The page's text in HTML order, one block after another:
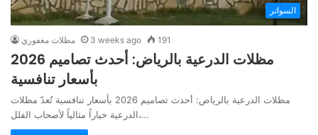
السواتر
مظلات مغفوري 3 weeks ago 191
مظلات الدرعية بالرياض: أحدث تصاميم 2026
بأسعار تنافسية
مظلات الدرعية بالرياض: أحدث تصاميم 2026 بأسعار تنافسية تُعدّ مظلات
الدرعية خياراً مثالياً لأصحاب الفلل،…